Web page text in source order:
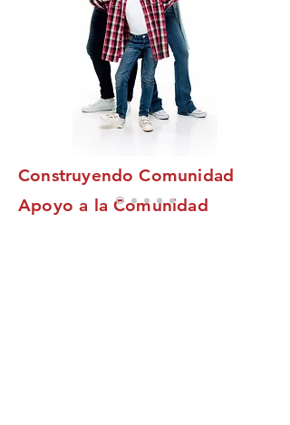
Construyendo Comunidad
Apoyo a la Comunidad